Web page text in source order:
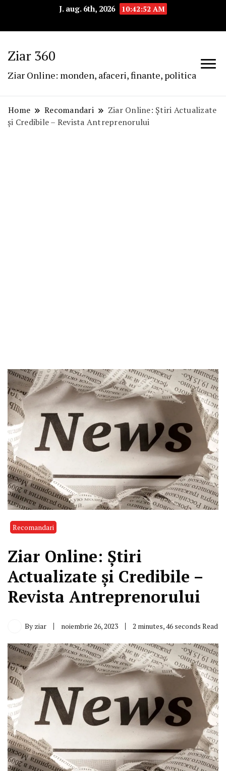
J. aug. 6th, 2026 10:42:53 AM
Ziar 360
Ziar Online: monden, afaceri, finante, politica
Home Recomandari
Ziar Online: Știri Actualizate
și Credibile – Revista Antreprenorului
Recomandari
Ziar Online: Știri
Actualizate și Credibile –
Revista Antreprenorului
By ziar noiembrie 26, 2023 2 minutes, 46 seconds Read